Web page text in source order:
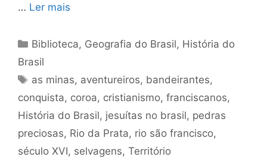
… Ler mais
Categorias
Biblioteca, Geografia do Brasil, História do
Brasil
Tags
as minas, aventureiros, bandeirantes,
conquista, coroa, cristianismo, franciscanos,
História do Brasil, jesuítas no brasil, pedras
preciosas, Rio da Prata, rio são francisco,
século XVI, selvagens, Território